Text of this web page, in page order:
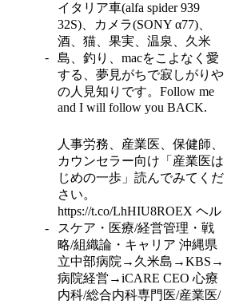
-
イタリア車(alfa spider 939
32S)、カメラ(SONY α77)、
酒、猫、果実、温泉、久米
島、釣り、macをこよなく愛
する、夢見がちで寂しがりや
の人見知りです。Follow me
and I will follow you BACK.
-
人事労務、産業医、保健師、
カウンセラー向け「産業医は
じめの一歩」読んでみてくだ
さい。
https://t.co/LhHIU8ROEX ヘル
スケア・医療/経営管理・戦
略/組織論・キャリア 沖縄県
立中部病院→久米島→KBS→
病院経営→iCARE CEO 心療
内科/総合内科専門医/産業医/